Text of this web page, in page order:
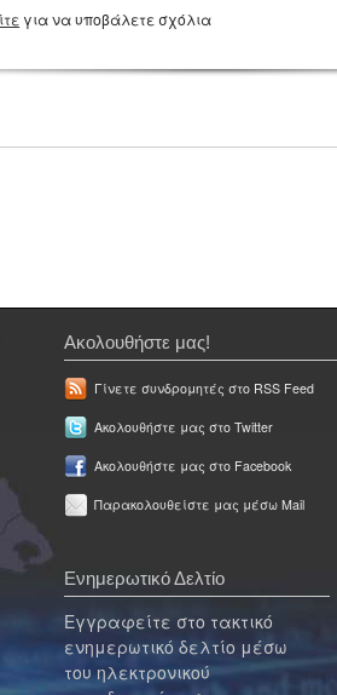
για να υποβάλετε σχόλια
Ακολουθήστε μας!
Γίνετε συνδρομητές στο RSS Feed
Ακολουθήστε μας στο Twitter
Ακολουθήστε μας στο Facebook
Παρακολουθείστε μας μέσω Mail
Ενημερωτικό Δελτίο
Εγγραφείτε στο τακτικό
ενημερωτικό δελτίο μέσω
του ηλεκτρονικού